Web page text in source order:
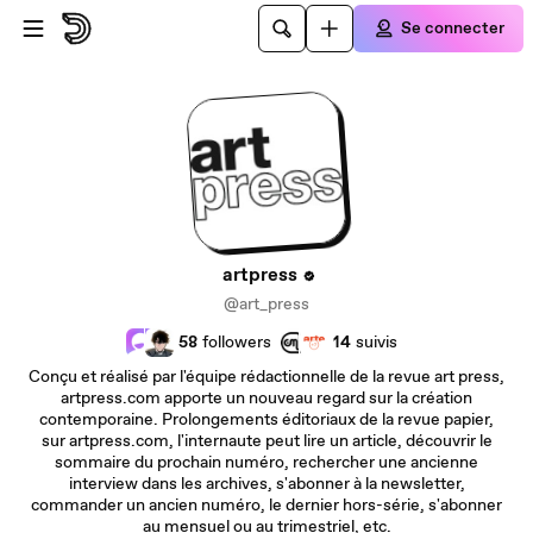
Passer au contenu principal
Se connecter
artpress
@art_press
58 followers 14 suivis
Conçu et réalisé par l'équipe rédactionnelle de la revue art press,
artpress.com apporte un nouveau regard sur la création
contemporaine. Prolongements éditoriaux de la revue papier,
sur artpress.com, l'internaute peut lire un article, découvrir le
sommaire du prochain numéro, rechercher une ancienne
interview dans les archives, s'abonner à la newsletter,
commander un ancien numéro, le dernier hors-série, s'abonner
au mensuel ou au trimestriel, etc.